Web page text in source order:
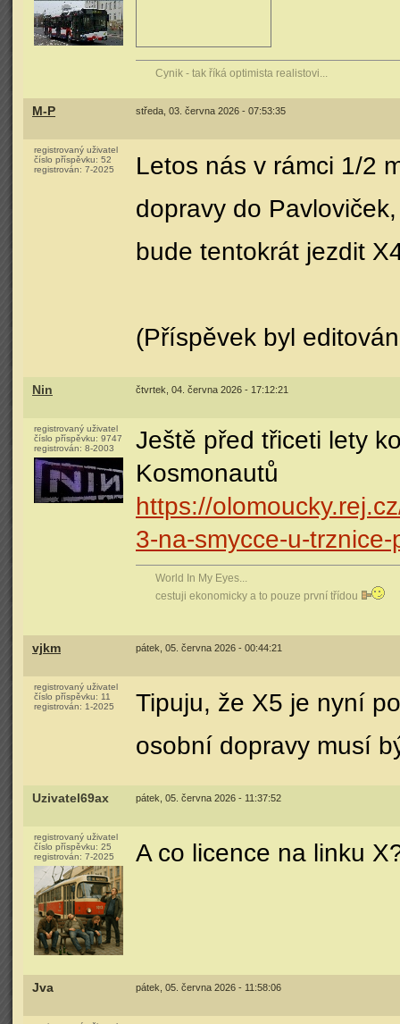
Cynik - tak říká optimista realistovi...
M-P středa, 03. června 2026 - 07:53:35
registrovaný uživatel
číslo příspěvku: 52
registrován: 7-2025
Letos nás v rámci 1/2
dopravy do
bude tentokrát jezdit
(Příspěvek byl
Nin čtvrtek, 04. června 2026 - 17:12:21
registrovaný uživatel
číslo příspěvku: 9747
registrován: 8-2003
Ještě před třiceti lety
Kosmonautů
https://
3-na-smycce-u-
World In My Eyes...
cestuji ekonomicky a to pouze první třídou
vjkm pátek, 05. června 2026 - 00:44:21
registrovaný uživatel
číslo příspěvku: 11
registrován: 1-2025
Tipuju, že X5 je nyní
osobní dopravy musí
Uzivatel69ax pátek, 05. června 2026 - 11:37:52
registrovaný uživatel
číslo příspěvku: 25
registrován: 7-2025 A co licence na linku
Jva pátek, 05. června 2026 - 11:58:06